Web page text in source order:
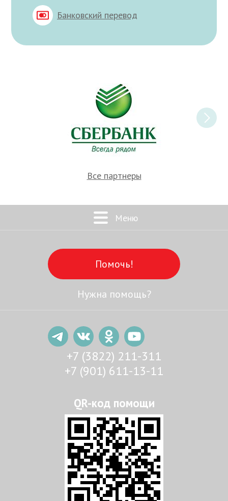
Банковский перевод
Все партнеры
Меню
Помочь!
Нужна помощь?
+7 (3822) 211-311
+7 (901) 611-13-11